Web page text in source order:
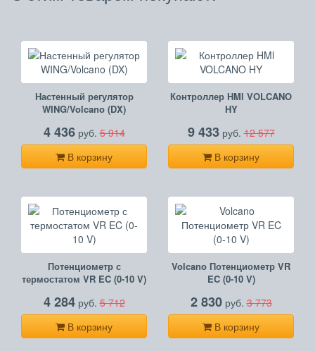
Настенный регулятор
WING/Volcano (DX)
4 436руб.5 914
В корзину
Контроллер HMl VOLCANO
HY
9 433руб.12 577
В корзину
Потенциометр с
термостатом VR EC (0-10 V)
4 284руб.5 712
В корзину
Volcano Потенциометр VR
EC (0-10 V)
2 830руб.3 773
В корзину